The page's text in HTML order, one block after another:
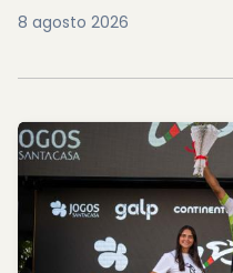
8 agosto 2026